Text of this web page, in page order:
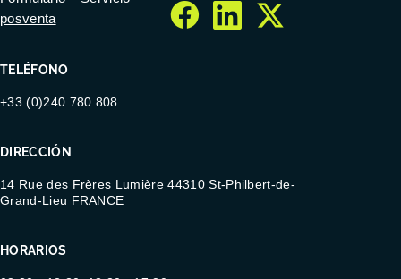
TELÉFONO
+33 (0)240 780 808
DIRECCIÓN
14 Rue des Frères Lumière 44310 St-Philbert-de-
Grand-Lieu FRANCE
HORARIOS
posventa
facebook
linkedin
twitter